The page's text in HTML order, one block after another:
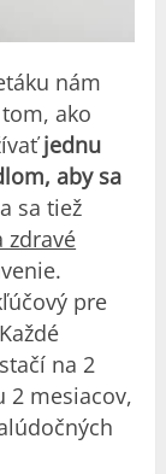
nám
ako
jednu
aby sa
sa tiež
zdravé
pre
na 2
2 mesiacov,